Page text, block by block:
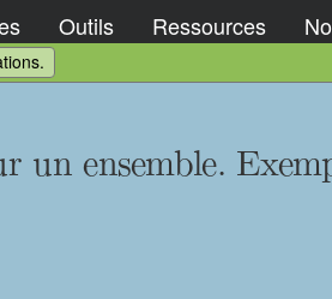
Outils Ressources
un ensemble.